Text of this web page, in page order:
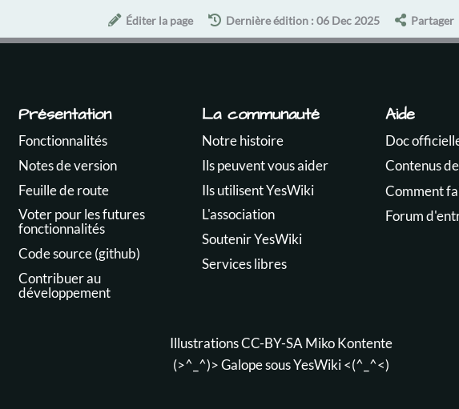
Éditer la page Dernière édition : 06 Dec 2025 Partager
Présentation
Fonctionnalités
Notes de version
Feuille de route
Voter pour les futures
fonctionnalités
Code source (github)
Contribuer au
développement
La communauté
Notre histoire
Ils peuvent vous aider
Ils utilisent YesWiki
L'association
Soutenir YesWiki
Services libres
Aide
Doc
Contenus
Comment
Forum
Illustrations CC-BY-SA Miko Kontente
(>^_^)> Galope sousYesWiki<(^_^<)